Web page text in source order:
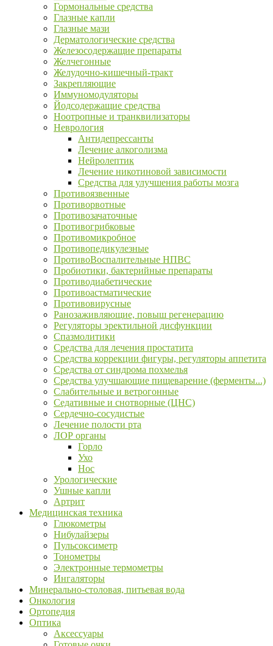
Гормональные средства
Глазные капли
Глазные мази
Дерматологические средства
Железосодержащие препараты
Желчегонные
Желудочно-кишечный-тракт
Закрепляющие
Иммуномодуляторы
Йодсодержащие средства
Ноотропные и транквилизаторы
Неврология
Антидепрессанты
Лечение алкоголизма
Нейролептик
Лечение никотиновой зависимости
Средства для улучшения работы мозга
Противоязвенные
Противорвотные
Противозачаточные
Противогрибковые
Противомикробное
Противопедикулезные
ПротивоВоспалительные НПВС
Пробиотики, бактерийные препараты
Противодиабетические
Противоастматические
Противовирусные
Ранозаживляющие, повыш регенерацию
Регуляторы эректильной дисфункции
Спазмолитики
Средства для лечения простатита
Средства коррекции фигуры, регуляторы аппетита
Средства от синдрома похмелья
Средства улучшающие пищеварение (ферменты...)
Слабительные и ветрогонные
Седативные и снотворные (ЦНС)
Сердечно-сосудистые
Лечение полости рта
ЛОР органы
Горло
Ухо
Нос
Урологические
Ушные капли
Артрит
Медицинская техника
Глюкометры
Нибулайзеры
Пульсоксиметр
Тонометры
Электронные термометры
Ингаляторы
Минерально-столовая, питьевая вода
Онкология
Ортопедия
Оптика
Аксессуары